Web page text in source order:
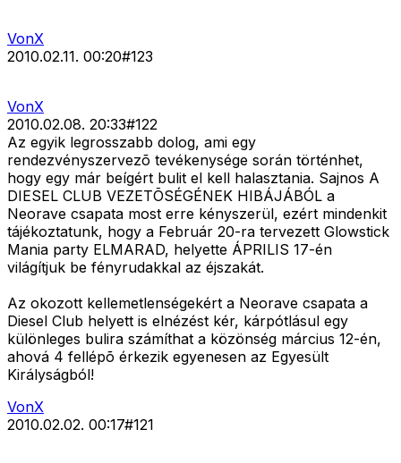
VonX
2010.02.11. 00:20#123
VonX
2010.02.08. 20:33#122
Az egyik legrosszabb dolog, ami egy
rendezvényszervezõ tevékenysége során történhet,
hogy egy már beígért bulit el kell halasztania. Sajnos A
DIESEL CLUB VEZETÕSÉGÉNEK HIBÁJÁBÓL a
Neorave csapata most erre kényszerül, ezért mindenkit
tájékoztatunk, hogy a Február 20-ra tervezett Glowstick
Mania party ELMARAD, helyette ÁPRILIS 17-én
világítjuk be fényrudakkal az éjszakát.
Az okozott kellemetlenségekért a Neorave csapata a
Diesel Club helyett is elnézést kér, kárpótlásul egy
különleges bulira számíthat a közönség március 12-én,
ahová 4 fellépõ érkezik egyenesen az Egyesült
Királyságból!
VonX
2010.02.02. 00:17#121